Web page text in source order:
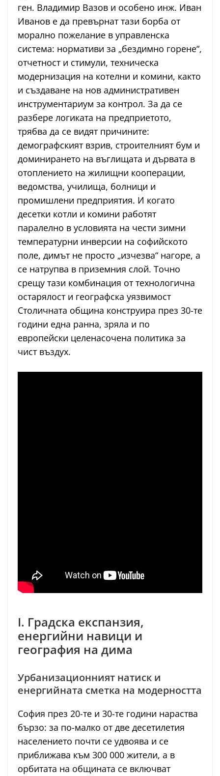
ген. Владимир Вазов и особено инж. Иван
Иванов е да превърнат тази борба от
морално пожелание в управленска
система: нормативи за „бездимно горене“,
отчетност и стимули, техническа
модернизация на котелни и комини, както
и създаване на нов административен
инструментариум за контрол. За да се
разбере логиката на предприетото,
трябва да се видят причините:
демографският взрив, строителният бум и
доминирането на въглищата и дървата в
отоплението на жилищни кооперации,
ведомства, училища, болници и
промишлени предприятия. И когато
десетки котли и комини работят
паралелно в условията на чести зимни
температурни инверсии на софийското
поле, димът не просто „изчезва“ нагоре, а
се натрупва в приземния слой. Точно
срещу тази комбинация от технологична
остарялост и географска уязвимост
Столичната община конструира през 30-те
години една ранна, зряла и по
европейски целенасочена политика за
чист въздух.
I. Градска експанзия,
енергийни навици и
география на дима
Урбанизационният натиск и
енергийната сметка на модерността
София през 20-те и 30-те години нараства
бързо: за по-малко от две десетилетия
населението почти се удвоява и се
приближава към 300 000 жители, а в
орбитата на общината се включват